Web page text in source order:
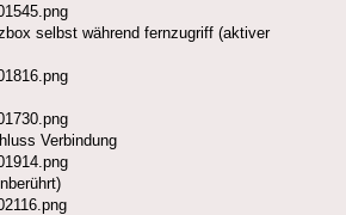
selbst während fernzugriff (aktiver
Verbindung